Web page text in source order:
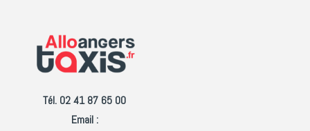
Tél. 02 41 87 65 00
Email :